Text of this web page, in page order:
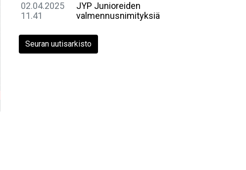
02.04.2025
11.41
JYP Junioreiden
valmennusnimityksiä
Seuran uutisarkisto